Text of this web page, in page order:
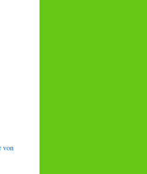
von